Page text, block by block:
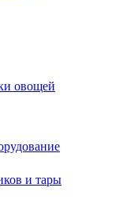
овощей
и тары